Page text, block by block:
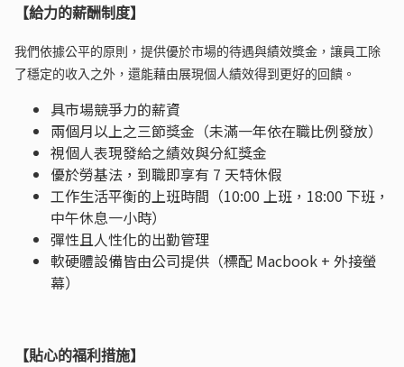
【給力的薪酬制度】
我們依據公平的原則，提供優於市場的待遇與績效獎金，讓員工除
了穩定的收入之外，還能藉由展現個人績效得到更好的回饋。
具市場競爭力的薪資
兩個月以上之三節獎金（未滿一年依在職比例發放）
視個人表現發給之績效與分紅獎金
優於勞基法，到職即享有 7 天特休假
工作生活平衡的上班時間（10:00 上班，18:00 下班，
中午休息一小時）
彈性且人性化的出勤管理
軟硬體設備皆由公司提供（標配 Macbook + 外接螢
幕）
【貼心的福利措施】